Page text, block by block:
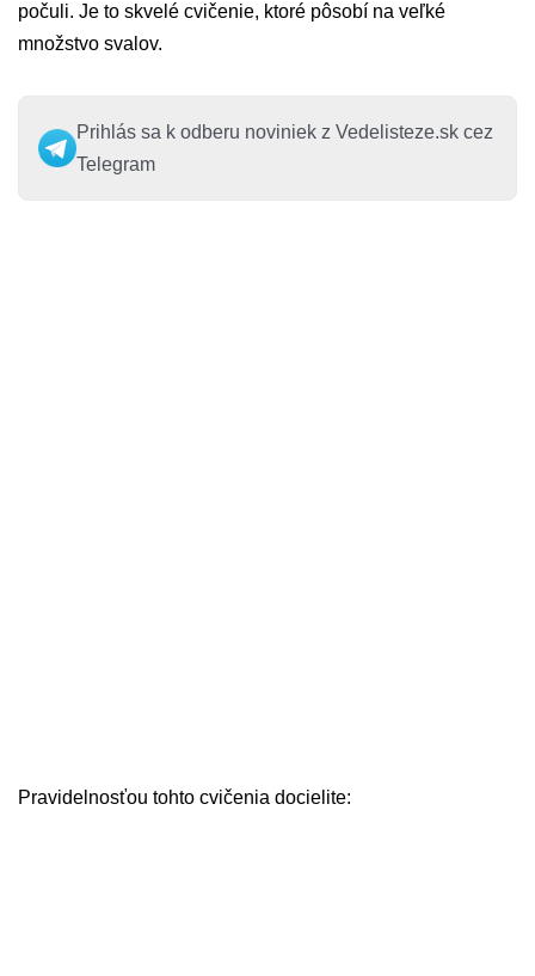
počuli. Je to skvelé cvičenie, ktoré pôsobí na veľké
množstvo svalov.
Prihlás sa k odberu noviniek z Vedelisteze.sk cez
Telegram
Pravidelnosťou tohto cvičenia docielite: